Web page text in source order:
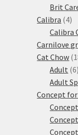
Brit
Calibra 44
Calibra
Carnilove
Cat Chow
Adult 66
Adult
Concept